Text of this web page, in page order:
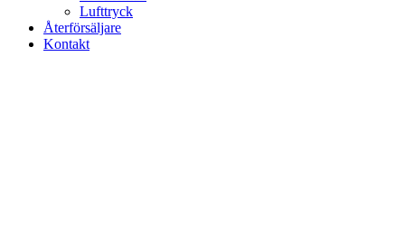
Lufttryck
Återförsäljare
Kontakt